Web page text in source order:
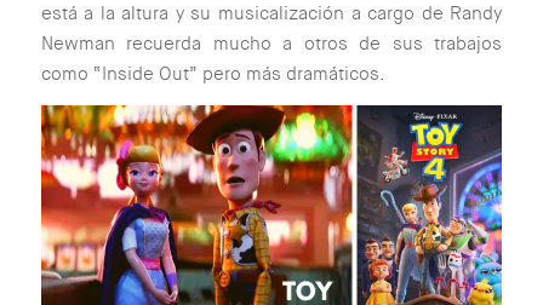
está a la altura y su musicalización a cargo de Randy
Newman recuerda mucho a otros de sus trabajos
como “Inside Out” pero más dramáticos.